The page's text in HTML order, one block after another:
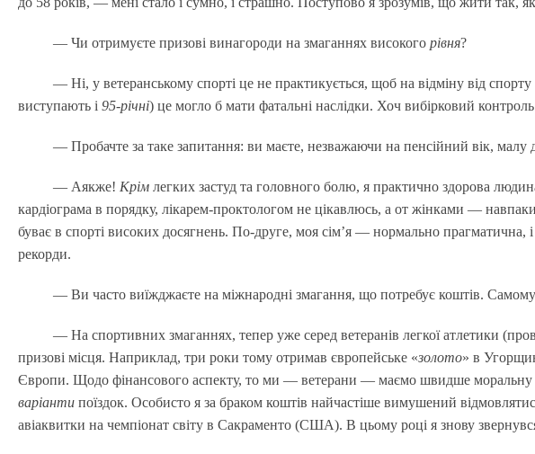
— Чи отримуєте призові винагороди на змаганнях високогорівня?
— Ні, у ветеранському спорті це не практикується, щоб на відміну від
виступають і 95-річні) це могло б мати фатальні наслідки. Хоч вибірковий
— Пробачте за таке запитання: ви маєте, незважаючи на пенсійний вік,
— Аякже! Крім легких застуд та головного болю, я практично здорова
кардіограма в порядку, лікарем-проктологом не цікавлюсь, а от жінками —
буває в спорті високих досягнень. По-друге, моя сім’я — нормально прагматична, і
рекорди.
— Ви часто виїжджаєте на міжнародні змагання, що потребує коштів.
— На спортивних змаганнях, тепер уже серед ветеранів легкої атлетики
призові місця. Наприклад, три роки тому отримав європейське «золото» в
Європи. Щодо фінансового аспекту, то ми — ветерани — маємо швидше моральну
варіанти поїздок. Особисто я за браком коштів найчастіше вимушений
авіаквитки на чемпіонат світу в Сакраменто (США). В цьому році я знову